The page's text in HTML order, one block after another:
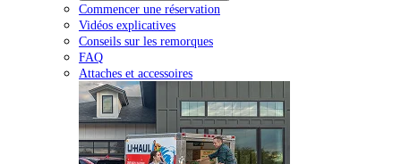
Commencer une réservation
Vidéos explicatives
Conseils sur les remorques
FAQ
Attaches et accessoires